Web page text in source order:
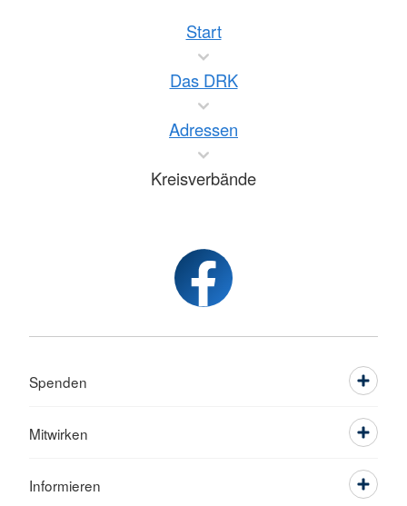
Start
Das DRK
Adressen
Kreisverbände
Spenden
Mitwirken
Informieren